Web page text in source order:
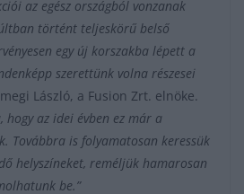
az egész országból vonzanak
történt teljeskörű belső
egy új korszakba lépett a
szerettünk volna részesei
László, a Fusion Zrt. elnöke.
hogy az idei évben ez már a
Továbbra is folyamatosan keressük
helyszíneket, reméljük hamarosan
be.”